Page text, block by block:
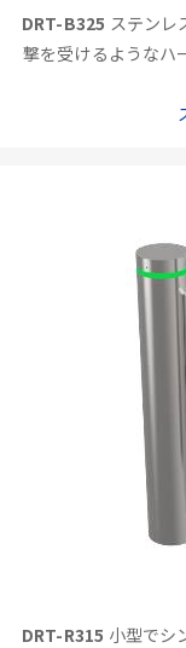
DRT-B325 ステンレ
撃を受けるようなハ
DRT-R315 小型でシ